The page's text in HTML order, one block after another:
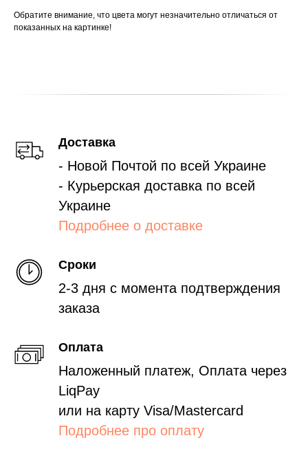
Обратите внимание, что цвета могут незначительно отличаться от
показанных на картинке!
Доставка
- Новой Почтой по всей Украине
- Курьерская доставка по всей
Украине
Подробнее о доставке
Сроки
2-3 дня с момента подтверждения
заказа
Оплата
Наложенный платеж, Оплата через
LiqPay
или на карту Visa/Mastercard
Подробнее про оплату